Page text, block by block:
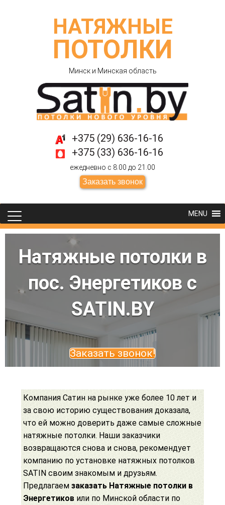
НАТЯЖНЫЕ
ПОТОЛКИ
Минск и Минская область
+375 (29) 636-16-16
+375 (33) 636-16-16
ежедневно с 8.00 до 21.00
Заказать звонок
MENU
Натяжные потолки в
пос. Энергетиков с
SATIN.BY
Заказать звонок!
Компания Сатин на рынке уже более 10 лет и
за свою историю существования доказала,
что ей можно доверить даже самые сложные
натяжные потолки. Наши заказчики
возвращаются снова и снова, рекомендует
компанию по установке натяжных потолков
SATIN своим знакомым и друзьям.
Предлагаем заказать Натяжные потолки в
Энергетиков или по Минской области по